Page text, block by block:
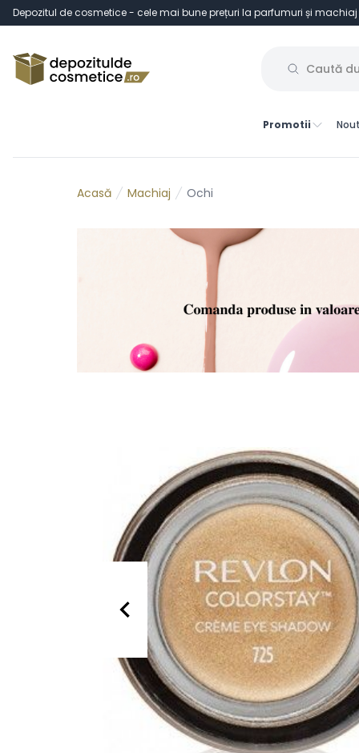
Depozitul de cosmetice - cele mai bune prețuri la parfumuri și machiaj
Promotii
Acasă Machiaj Ochi